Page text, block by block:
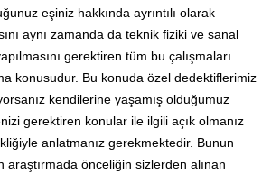
eşiniz hakkında ayrıntılı olarak
aynı zamanda da teknik fiziki ve sanal
gerektiren tüm bu çalışmaları
konusudur. Bu konuda özel dedektiflerimiz
kendilerine yaşamış olduğumuz
gerektiren konular ile ilgili açık olmanız
anlatmanız gerekmektedir. Bunun
araştırmada önceliğin sizlerden alınan